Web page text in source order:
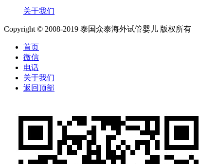
关于我们
Copyright © 2008-2019 泰国众泰海外试管婴儿 版权所有
首页
微信
电话
关于我们
返回顶部